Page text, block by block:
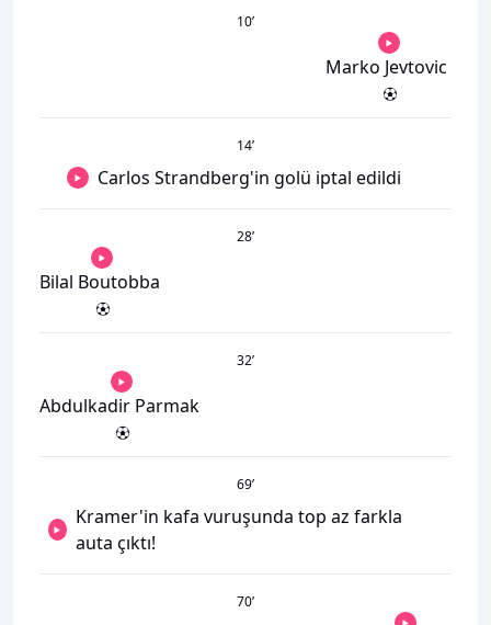
10’
Marko Jevtovic
14’
Carlos Strandberg'in golü iptal edildi
28’
Bilal Boutobba
32’
Abdulkadir Parmak
69’
Kramer'in kafa vuruşunda top az farkla
auta çıktı!
70’